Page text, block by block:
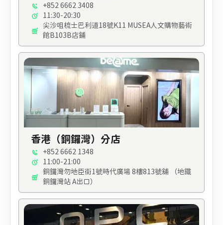
+852 6662 3408
11:30-20:30
尖沙咀梳士巴利道18號K11 MUSEA人文購物藝術
館B103B店鋪
香港（銅鑼灣）分店
+852 6662 1348
11:00-21:00
銅鑼灣勿地臣街1號時代廣場 8樓813號舖 （地鐵
銅鑼灣站 A出口）